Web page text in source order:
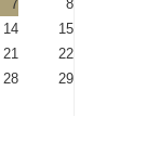
7
8
14
15
21
22
28
29